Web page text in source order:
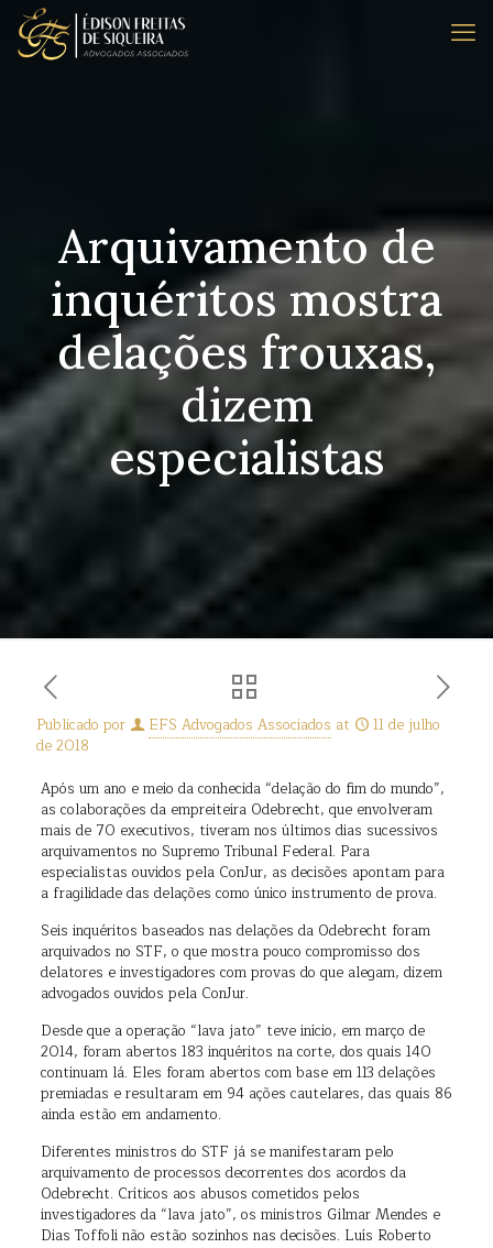
Arquivamento de
inquéritos mostra
delações frouxas,
dizem
especialistas
Publicado por EFS Advogados Associados at
11 de julho
de 2018
Após um ano e meio da conhecida “delação do fim do mundo”,
as colaborações da empreiteira Odebrecht, que envolveram
mais de 70 executivos, tiveram nos últimos dias sucessivos
arquivamentos no Supremo Tribunal Federal. Para
especialistas ouvidos pela ConJur, as decisões apontam para
a fragilidade das delações como único instrumento de prova.
Seis inquéritos baseados nas delações da Odebrecht foram
arquivados no STF, o que mostra pouco compromisso dos
delatores e investigadores com provas do que alegam, dizem
advogados ouvidos pela ConJur.
Desde que a operação “lava jato” teve início, em março de
2014, foram abertos 183 inquéritos na corte, dos quais 140
continuam lá. Eles foram abertos com base em 113 delações
premiadas e resultaram em 94 ações cautelares, das quais 86
ainda estão em andamento.
Diferentes ministros do STF já se manifestaram pelo
arquivamento de processos decorrentes dos acordos da
Odebrecht. Críticos aos abusos cometidos pelos
investigadores da “lava jato”, os ministros Gilmar Mendes e
Dias Toffoli não estão sozinhos nas decisões. Luís Roberto